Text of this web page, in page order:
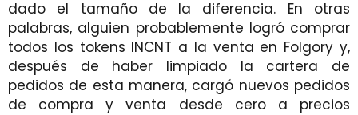
dado el tamaño de la diferencia. En otras
palabras, alguien probablemente logró comprar
todos los tokens INCNT a la venta en Folgory y,
después de haber limpiado la cartera de
pedidos de esta manera, cargó nuevos pedidos
de compra y venta desde cero a precios